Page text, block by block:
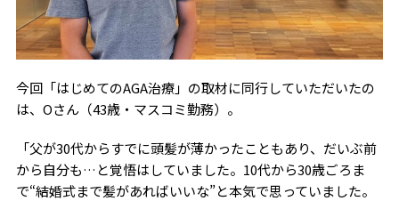
今回「はじめてのAGA治療」の取材に同行していただいたの
は、Oさん（43歳・マスコミ勤務）。
「父が30代からすでに頭髪が薄かったこともあり、だいぶ前
から自分も…と覚悟はしていました。10代から30歳ごろま
で“結婚式まで髪があればいいな”と本気で思っていました。